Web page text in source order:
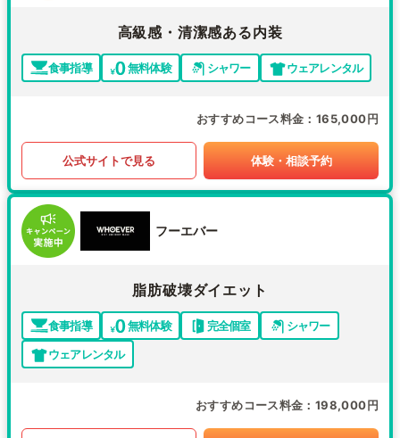
高級感・清潔感ある内装
食事指導 無料体験 シャワー ウェアレンタル
おすすめコース料金 165,000円
公式サイトで見る 体験・相談予約
フーエバー
脂肪破壊ダイエット
食事指導 無料体験 完全個室
シャワー
ウェアレンタル
おすすめコース料金 198,000円